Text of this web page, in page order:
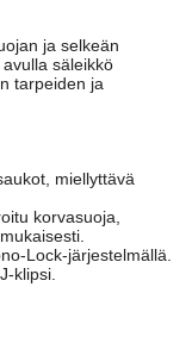
ja selkeän
säleikkö
tarpeiden ja
miellyttävä
korvasuoja,
Lock-järjestelmällä.
klipsi.